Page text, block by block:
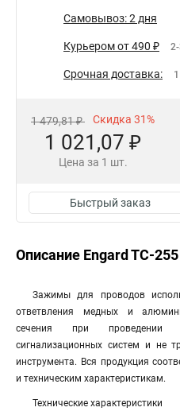
Самовывоз: 2 дня
Курьером от 490 ₽
Срочная доставка:
1 479,81 ₽ Скидка 31%
1 021,07 ₽
Цена за 1 шт.
Быстрый заказ
Описание Engard TC-255
Зажимы для проводов
ответвления медных и
сечения при проведении
сигнализационных систем и не
инструмента. Вся продукция
и техническим характеристикам.
Технические характеристики